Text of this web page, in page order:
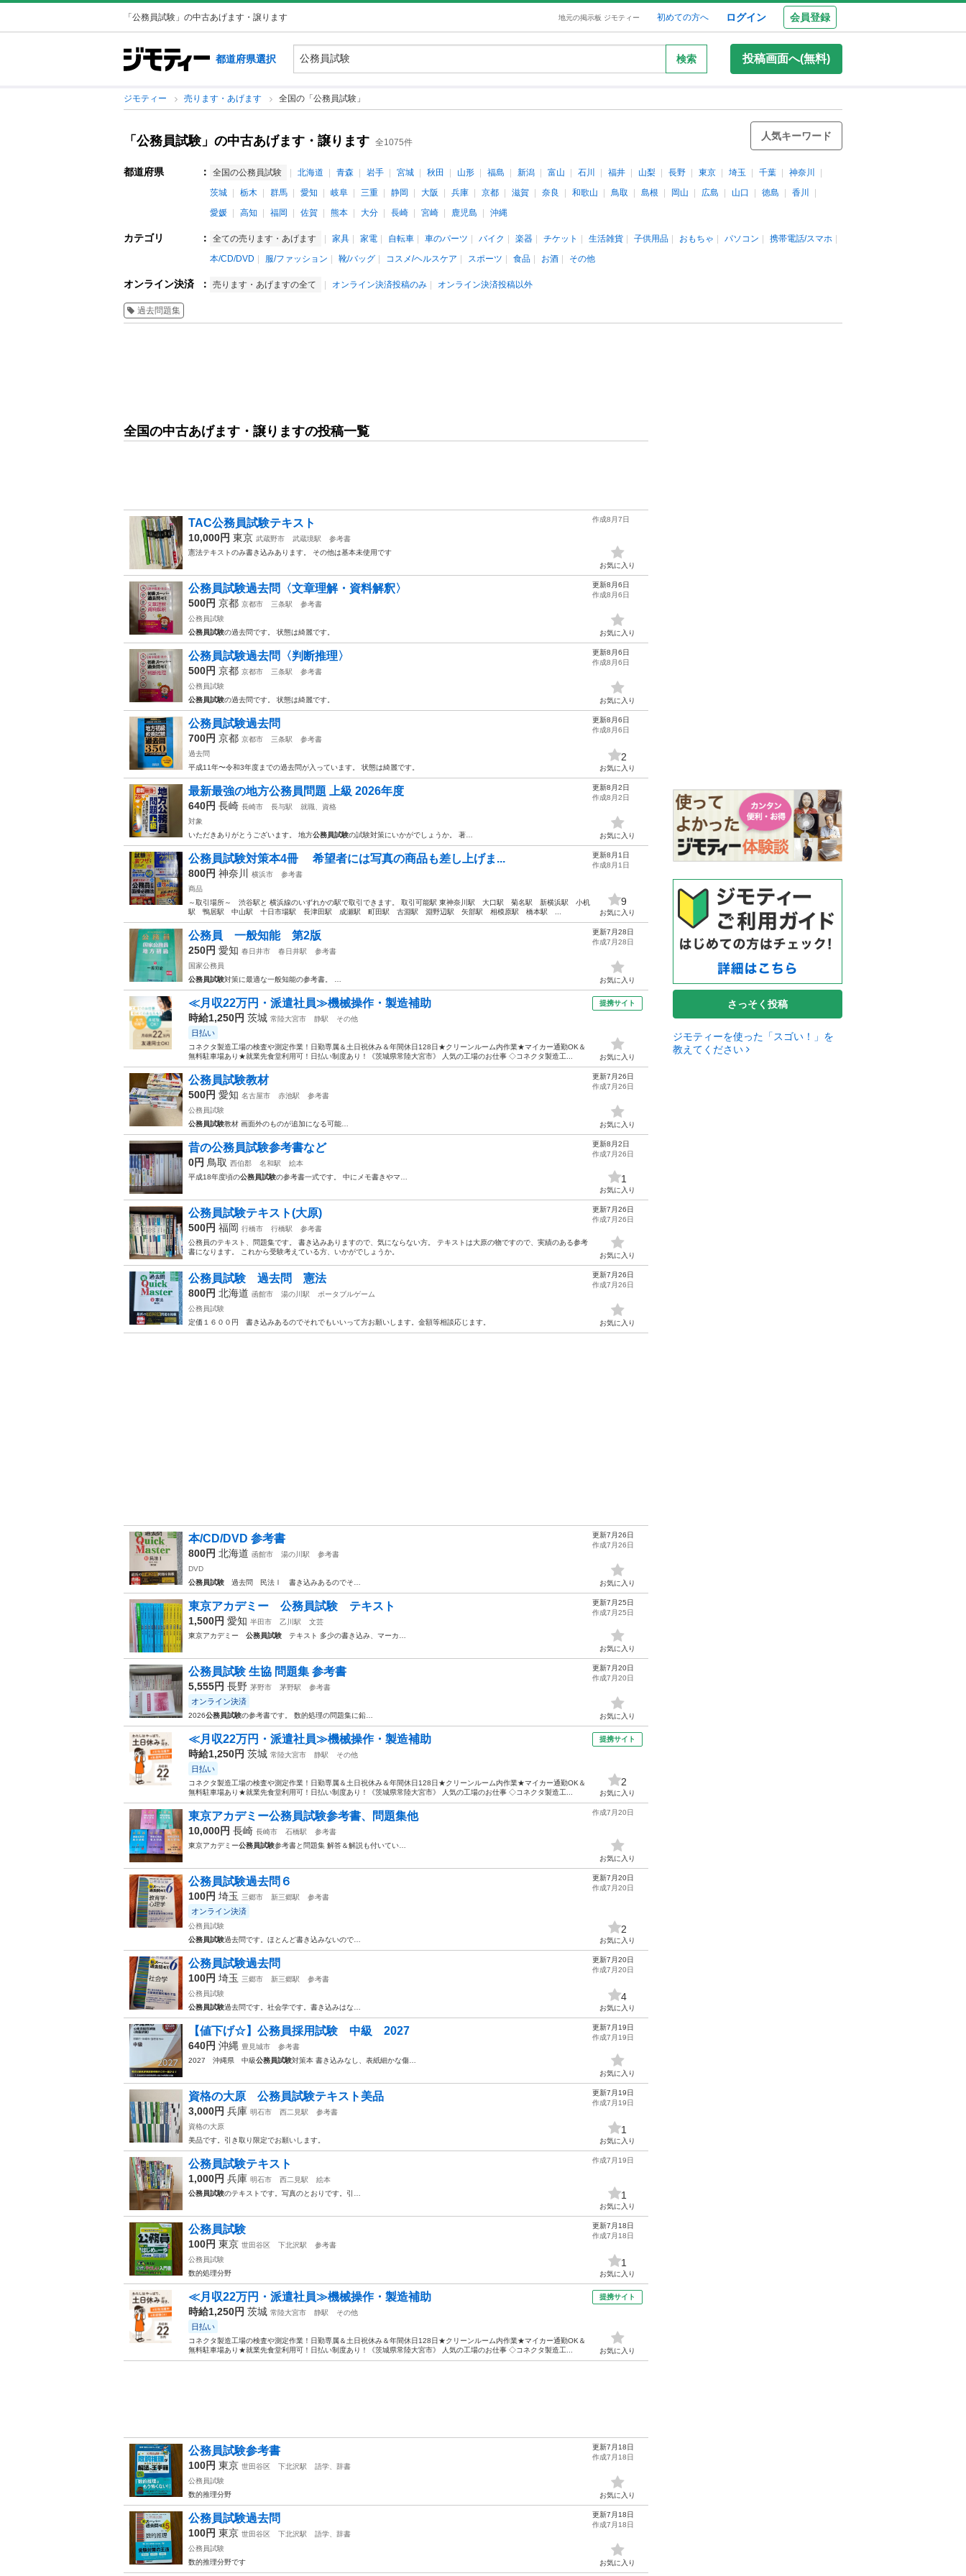
「公務員試験」の中古あげます・譲ります 地元の掲示板 ジモティー 初めての方へ ログイン 会員登録
都道府県選択 検索 投稿画面へ(無料)
ジモティー 売ります・あげます 全国の「公務員試験」
「公務員試験」の中古あげます・譲ります 全1075件
人気キーワード
都道府県 ： 全国の公務員試験 北海道 青森 岩手 宮城 秋田 山形 福島 新潟 富山 石川 福井 山梨 長野 東京 埼玉 千葉
神奈川
茨城
栃木 群馬 愛知 岐阜 三重 静岡 大阪 兵庫 京都 滋賀 奈良 和歌山 鳥取 島根 岡山 広島 山口 徳島
香川
愛媛
高知 福岡 佐賀 熊本 大分 長崎 宮崎 鹿児島 沖縄
カテゴリ ： 全ての売ります・あげます 家具 家電 自転車 車のパーツ バイク 楽器 チケット 生活雑貨 子供用品 おもちゃ パソコン
携帯電話/スマホ
本/CD/DVD
服/ファッション 靴/バッグ コスメ/ヘルスケア スポーツ 食品 お酒 その他
オンライン決済 ： 売ります・あげますの全て オンライン決済投稿のみ オンライン決済投稿以外
過去問題集
全国の中古あげます・譲りますの投稿一覧
TAC公務員試験テキスト
10,000円 東京 武蔵野市 武蔵境駅
参考書
憲法テキストのみ書き込みあります。 その他は基本未使用です
作成8月7日
お気に入り
公務員試験過去問〈文章理解・資料解釈〉
500円 京都 京都市 三条駅
参考書
公務員試験
公務員試験の過去問です。 状態は綺麗です。
更新8月6日
作成8月6日
お気に入り
公務員試験過去問〈判断推理〉
500円 京都 京都市 三条駅
参考書
公務員試験
公務員試験の過去問です。 状態は綺麗です。
更新8月6日
作成8月6日
お気に入り
公務員試験過去問
700円 京都 京都市 三条駅
参考書
過去問
平成11年〜令和3年度までの過去問が入っています。 状態は綺麗です。
更新8月6日
作成8月6日
2
お気に入り
最新最強の地方公務員問題 上級 2026年度
640円 長崎 長崎市 長与駅
就職、資格
対象
いただきありがとうございます。 地方公務員試験の試験対策にいかがでしょうか。 著…
更新8月2日
作成8月2日
お気に入り
公務員試験対策本4冊 希望者には写真の商品も差し上げま...
800円 神奈川 横浜市
参考書
商品
～取引場所～ 渋谷駅と 横浜線のいずれかの駅で取引できます。 取引可能駅 東神奈川駅 大口駅 菊名駅 新横浜駅 小机
駅 鴨居駅 中山駅 十日市場駅 長津田駅 成瀬駅 町田駅 古淵駅 淵野辺駅 矢部駅 相模原駅 橋本駅 ...
更新8月1日
作成8月1日
9
お気に入り
公務員 一般知能 第2版
250円 愛知 春日井市 春日井駅
参考書
国家公務員
公務員試験対策に最適な一般知能の参考書。 …
更新7月28日
作成7月28日
お気に入り
≪月収22万円・派遣社員≫機械操作・製造補助
時給1,250円 茨城 常陸大宮市 静駅 その他
日払い
コネクタ製造工場の検査や測定作業！日勤専属＆土日祝休み＆年間休日128日★クリーンルーム内作業★マイカー通勤OK＆
無料駐車場あり★就業先食堂利用可！日払い制度あり！《茨城県常陸大宮市》 人気の工場のお仕事 ◇コネクタ製造工...
提携サイト
お気に入り
公務員試験教材
500円 愛知 名古屋市 赤池駅
参考書
公務員試験
公務員試験教材 画面外のものが追加になる可能…
更新7月26日
作成7月26日
お気に入り
昔の公務員試験参考書など
0円 鳥取 西伯郡 名和駅
絵本
平成18年度頃の公務員試験の参考書一式です。 中にメモ書きやマ…
更新8月2日
作成7月26日
1
お気に入り
公務員試験テキスト(大原)
500円 福岡 行橋市 行橋駅
参考書
公務員のテキスト、問題集です。 書き込みありますので、気にならない方。 テキストは大原の物ですので、実績のある参考
書になります。 これから受験考えている方、いかがでしょうか。
更新7月26日
作成7月26日
お気に入り
公務員試験 過去問 憲法
800円 北海道 函館市 湯の川駅
ポータブルゲーム
公務員試験
定価１６００円 書き込みあるのでそれでもいいって方お願いします。金額等相談応じます。
更新7月26日
作成7月26日
お気に入り
本/CD/DVD 参考書
800円 北海道 函館市 湯の川駅
参考書
DVD
公務員試験 過去問 民法Ⅰ 書き込みあるのでそ…
更新7月26日
作成7月26日
お気に入り
東京アカデミー 公務員試験 テキスト
1,500円 愛知 半田市 乙川駅
文芸
東京アカデミー 公務員試験 テキスト 多少の書き込み、マーカ…
更新7月25日
作成7月25日
お気に入り
公務員試験 生協 問題集 参考書
5,555円 長野 茅野市 茅野駅 参考書
オンライン決済
2026公務員試験の参考書です。 数的処理の問題集に鉛…
更新7月20日
作成7月20日
お気に入り
≪月収22万円・派遣社員≫機械操作・製造補助
時給1,250円 茨城 常陸大宮市 静駅 その他
日払い
コネクタ製造工場の検査や測定作業！日勤専属＆土日祝休み＆年間休日128日★クリーンルーム内作業★マイカー通勤OK＆
無料駐車場あり★就業先食堂利用可！日払い制度あり！《茨城県常陸大宮市》 人気の工場のお仕事 ◇コネクタ製造工...
提携サイト
2
お気に入り
東京アカデミー公務員試験参考書、問題集他
10,000円 長崎 長崎市 石橋駅
参考書
東京アカデミー公務員試験参考書と問題集 解答＆解説も付いてい…
作成7月20日
お気に入り
公務員試験過去問６
100円 埼玉 三郷市 新三郷駅 参考書
オンライン決済
公務員試験
公務員試験過去問です。ほとんど書き込みないので…
更新7月20日
作成7月20日
2
お気に入り
公務員試験過去問
100円 埼玉 三郷市 新三郷駅
参考書
公務員試験
公務員試験過去問です。社会学です。書き込みはな…
更新7月20日
作成7月20日
4
お気に入り
【値下げ☆】公務員採用試験 中級 2027
640円 沖縄 豊見城市
参考書
2027 沖縄県 中級公務員試験対策本 書き込みなし、表紙細かな傷…
更新7月19日
作成7月19日
お気に入り
資格の大原 公務員試験テキスト美品
3,000円 兵庫 明石市 西二見駅
参考書
資格の大原
美品です。引き取り限定でお願いします。
更新7月19日
作成7月19日
1
お気に入り
公務員試験テキスト
1,000円 兵庫 明石市 西二見駅
絵本
公務員試験のテキストです。写真のとおりです。引…
作成7月19日
1
お気に入り
公務員試験
100円 東京 世田谷区 下北沢駅
参考書
公務員試験
数的処理分野
更新7月18日
作成7月18日
1
お気に入り
≪月収22万円・派遣社員≫機械操作・製造補助
時給1,250円 茨城 常陸大宮市 静駅 その他
日払い
コネクタ製造工場の検査や測定作業！日勤専属＆土日祝休み＆年間休日128日★クリーンルーム内作業★マイカー通勤OK＆
無料駐車場あり★就業先食堂利用可！日払い制度あり！《茨城県常陸大宮市》 人気の工場のお仕事 ◇コネクタ製造工...
提携サイト
お気に入り
公務員試験参考書
100円 東京 世田谷区 下北沢駅
語学、辞書
公務員試験
数的推理分野
更新7月18日
作成7月18日
お気に入り
公務員試験過去問
100円 東京 世田谷区 下北沢駅
語学、辞書
公務員試験
数的推理分野です
更新7月18日
作成7月18日
お気に入り
さっそく投稿
ジモティーを使った「スゴい！」を
教えてください